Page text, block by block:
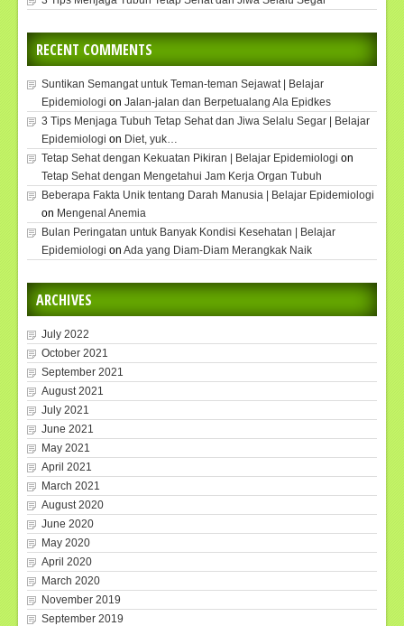
RECENT COMMENTS
Suntikan Semangat untuk Teman-teman Sejawat | Belajar
Epidemiologi on Jalan-jalan dan Berpetualang Ala Epidkes
3 Tips Menjaga Tubuh Tetap Sehat dan Jiwa Selalu Segar | Belajar
Epidemiologi on Diet, yuk…
Tetap Sehat dengan Kekuatan Pikiran | Belajar Epidemiologi on
Tetap Sehat dengan Mengetahui Jam Kerja Organ Tubuh
Beberapa Fakta Unik tentang Darah Manusia | Belajar Epidemiologi
on Mengenal Anemia
Bulan Peringatan untuk Banyak Kondisi Kesehatan | Belajar
Epidemiologi on Ada yang Diam-Diam Merangkak Naik
ARCHIVES
July 2022
October 2021
September 2021
August 2021
July 2021
June 2021
May 2021
April 2021
March 2021
August 2020
June 2020
May 2020
April 2020
March 2020
November 2019
September 2019